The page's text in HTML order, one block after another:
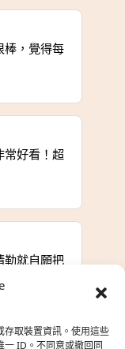
存取裝置資訊。使用這些
一 ID。不同意或撤回同
棒，覺得每
常好看！超
勒就自願把